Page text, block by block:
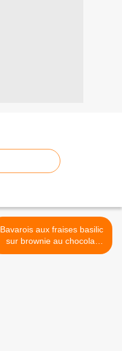
Bavarois aux fraises basilic
sur brownie au chocolat
noir . >